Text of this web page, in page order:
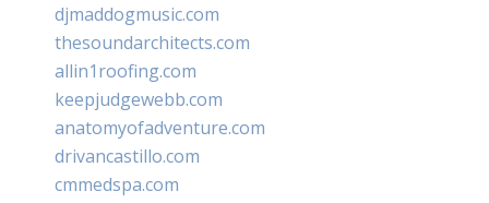
djmaddogmusic.com
thesoundarchitects.com
allin1roofing.com
keepjudgewebb.com
anatomyofadventure.com
drivancastillo.com
cmmedspa.com